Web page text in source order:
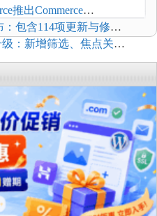
推出Commerce
可保留前台体验并扩展电
：包含114项更新与修
验
级：新增筛选、焦点关键